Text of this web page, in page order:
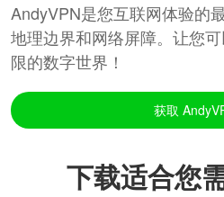
AndyVPN是您互联网体验的
地理边界和网络屏障。让您
限的数字世界！
获取
下载适合您